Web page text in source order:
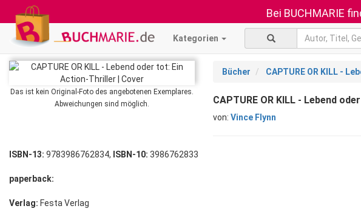
Bei BUCHMARIE
Kategorien
Das ist kein Original-Foto des angebotenen Exemplares.
Abweichungen sind möglich.
Bücher CAPTURE OR KILL -
CAPTURE OR KILL - Lebend
von: Vince Flynn
ISBN-13: 9783986762834, ISBN-10: 3986762833
paperback:
Verlag: Festa Verlag